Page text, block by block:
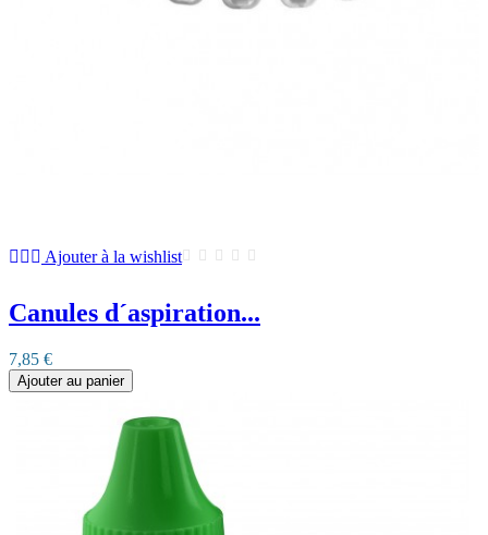
Ajouter à la wishlist
Canules d´aspiration...
7,85 €
Ajouter au panier